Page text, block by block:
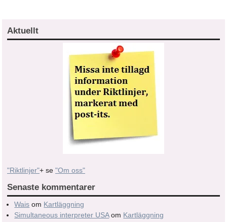
Aktuellt
"Riktlinjer"+ se "Om oss"
Senaste kommentarer
Wais om Kartläggning
Simultaneous interpreter USAom Kartläggning